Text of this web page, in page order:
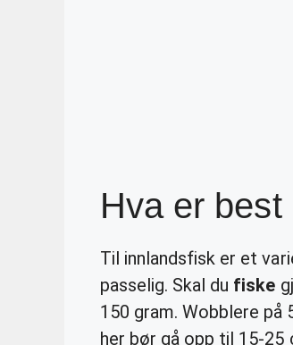
Hva er
Til innlandsfisk er et
passelig. Skal du fiske
150 gram. Wobblere
her bør gå opp til 15-25